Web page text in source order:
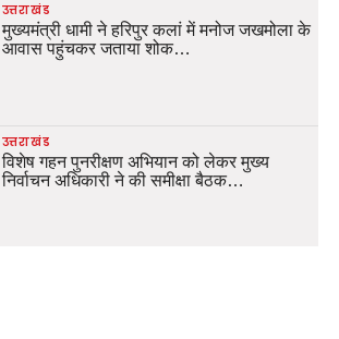
उत्तराखंड
मुख्यमंत्री धामी ने हरिपुर कलां में मनोज जखमोला के
आवास पहुंचकर जताया शोक…
उत्तराखंड
विशेष गहन पुनरीक्षण अभियान को लेकर मुख्य
निर्वाचन अधिकारी ने की समीक्षा बैठक…